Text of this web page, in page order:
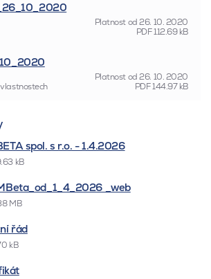
Platnost od26. 10. 2020
PDF112.69 kB
Platnost od26. 10. 2020
PDF144.97 kB
spol. s r.o. - 1.4.2026
kB
_web
MB
řád
kB